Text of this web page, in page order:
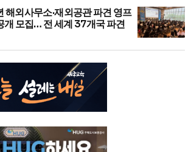
해외사무소·재외공관 파견 영프
개 모집… 전 세계 37개국 파견